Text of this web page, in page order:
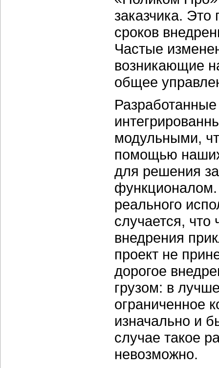
заказчика.
сроков
Частые
возникающие
общее
модульными,
помощью
для решения
функционалом.
реального
случается, что
внедрения
проект не
дорогое
грузом: в
ограниченное
изначально и
случае такое
невозможно.